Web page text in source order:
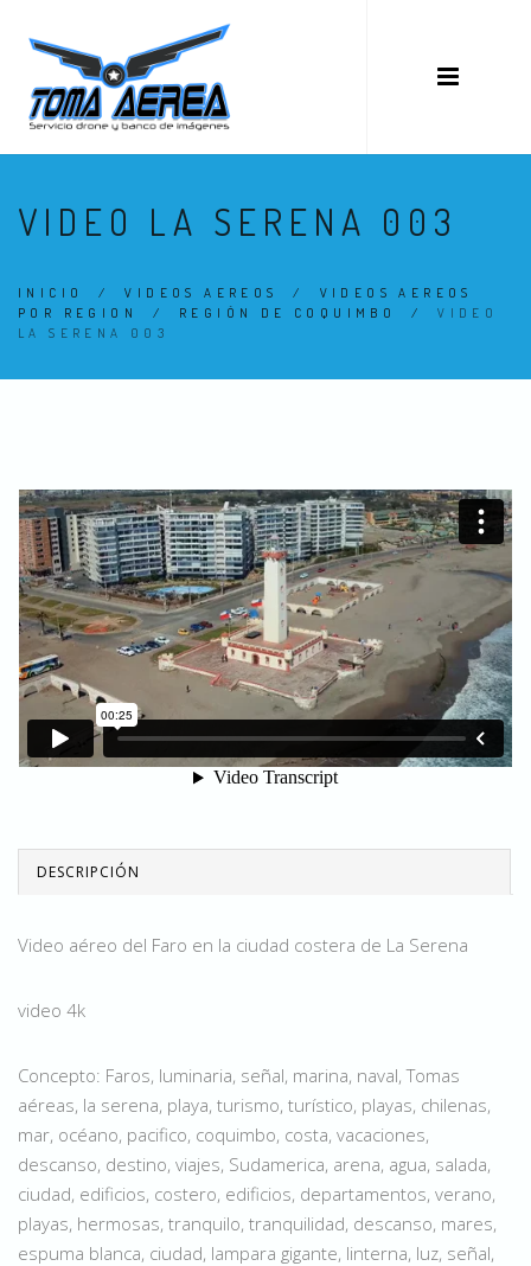
VIDEO LA SERENA 003
INICIO /VIDEOS AEREOS / VIDEOS AEREOS
POR REGION
/ REGIÓN DE COQUIMBO /VIDEO
LA SERENA 003
DESCRIPCIÓN
Video aéreo del Faro en la ciudad costera de La Serena
video 4k
Concepto: Faros, luminaria, señal, marina, naval, Tomas
aéreas, la serena, playa, turismo, turístico, playas, chilenas,
mar, océano, pacifico, coquimbo, costa, vacaciones,
descanso, destino, viajes, Sudamerica, arena, agua, salada,
ciudad, edificios, costero, edificios, departamentos, verano,
playas, hermosas, tranquilo, tranquilidad, descanso, mares,
espuma blanca, ciudad, lampara gigante, linterna, luz, señal,